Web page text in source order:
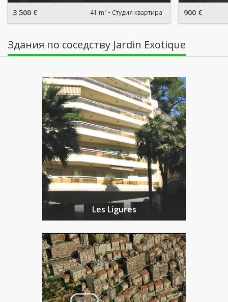
3 500 € 41 m² Студия квартира 900 €
Здания по соседству Jardin Exotique
Les Ligures